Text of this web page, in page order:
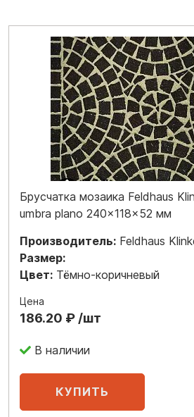
Брусчатка мозаика Feldhaus
umbra plano 240x118x52 мм
Производитель: Feldhaus
Размер:
Цвет: Тёмно-коричневый
Цена
186.20 ₽ /шт
В наличии